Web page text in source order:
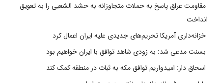
مقاومت عراق پاسخ به حملات متجاوزانه به حشد الشعبی را به تعویق
انداخت
خزانه‌داری آمریکا تحریم‌های جدیدی علیه ایران اعمال کرد
بسنت مدعی شد: به زودی شاهد توافق با ایران خواهیم بود
اسحاق دار: امیدواریم توافق مکه به ثبات در منطقه کمک کند